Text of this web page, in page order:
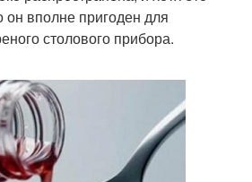
он вполне пригоден для
столового прибора.